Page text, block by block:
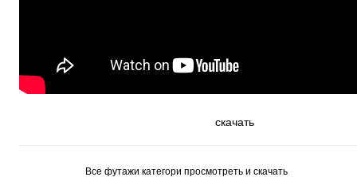
скачать
Все футажи категори просмотреть и скачать